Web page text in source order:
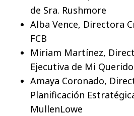
de Sra. Rushmore
Alba Vence, Directora
FCB
Miriam Martínez,
Ejecutiva de Mi
Amaya Coronado,
Planificación
MullenLowe